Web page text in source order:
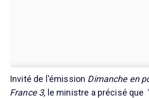
Invité de l'émission Dimanche en
France 3, le ministre a précisé que